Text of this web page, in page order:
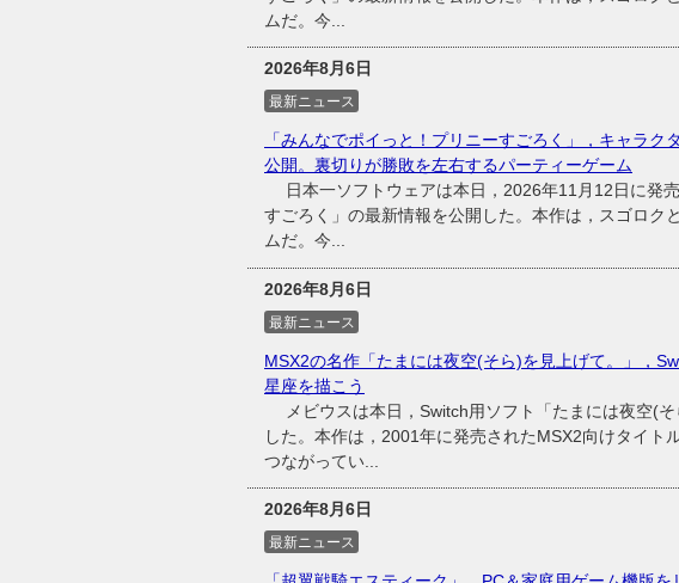
ムだ。今...
2026年8月6日
最新ニュース
「みんなでポイっと！プリニーすごろく」，キャラク
公開。裏切りが勝敗を左右するパーティーゲーム
日本一ソフトウェアは本日，2026年11月12日に発
すごろく」の最新情報を公開した。本作は，スゴロク
ムだ。今...
2026年8月6日
最新ニュース
MSX2の名作「たまには夜空(そら)を見上げて。」，
星座を描こう
メビウスは本日，Switch用ソフト「たまには夜空(
した。本作は，2001年に発売されたMSX2向けタイト
つながってい...
2026年8月6日
最新ニュース